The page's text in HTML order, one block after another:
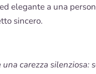
elegante a una
sincero.
carezza silenziosa: